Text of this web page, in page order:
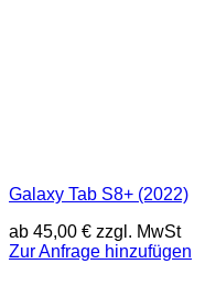
Galaxy Tab S8+ (2022)
ab 45,00 € zzgl. MwSt
Zur Anfrage hinzufügen